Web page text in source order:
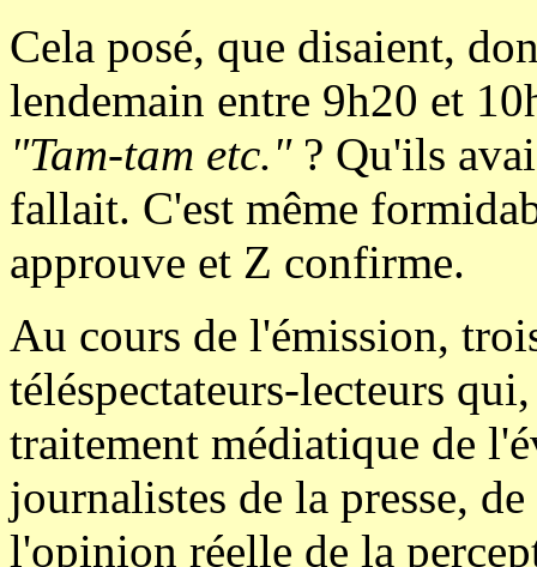
Cela posé, que disaient,
lendemain entre 9h20 et
"Tam-tam etc."? Qu'ils
fallait. C'est même
approuve et Z confirme.
Au cours de l'émission,
téléspectateurs-lecteurs
traitement médiatique de
journalistes de la presse,
l'opinion réelle de la